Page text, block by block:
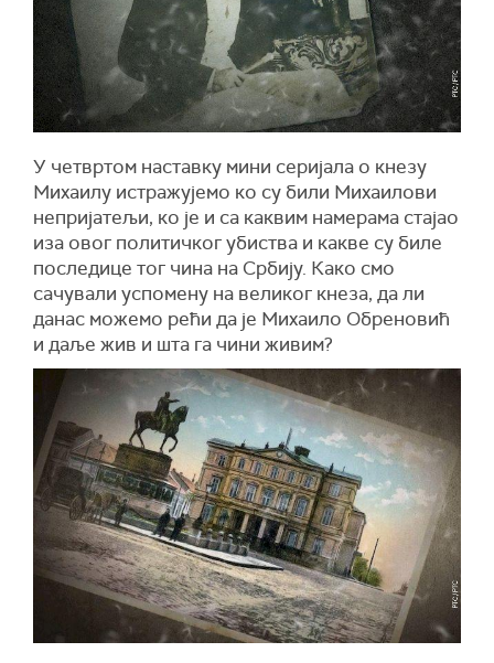
У четвртом наставку мини серијала о кнезу
Михаилу истражујемо ко су били Михаилови
непријатељи, ко је и са каквим намерама стајао
иза овог политичког убиства и какве су биле
последице тог чина на Србију. Како смо
сачували успомену на великог кнеза, да ли
данас можемо рећи да је Михаило Обреновић
и даље жив и шта га чини живим?